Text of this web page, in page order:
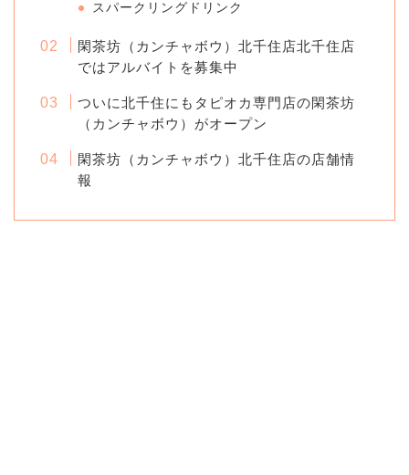
スパークリングドリンク
閑茶坊（カンチャボウ）北千住店北千住店
ではアルバイトを募集中
ついに北千住にもタピオカ専門店の閑茶坊
（カンチャボウ）がオープン
閑茶坊（カンチャボウ）北千住店の店舗情
報